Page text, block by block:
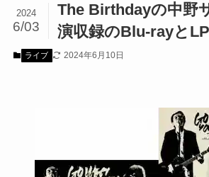
The Birthdayの中野
演収録のBlu-rayと
2024
6/03
ライブ 2024年6月10日